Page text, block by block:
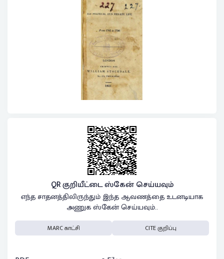
QR குறியீட்டை ஸ்கேன் செய்யவும்
எந்த சாதனத்திலிருந்தும் இந்த ஆவணத்தை உடனடியாக
அணுக ஸ்கேன் செய்யவும்..
MARC காட்சி CITE குறிப்பு